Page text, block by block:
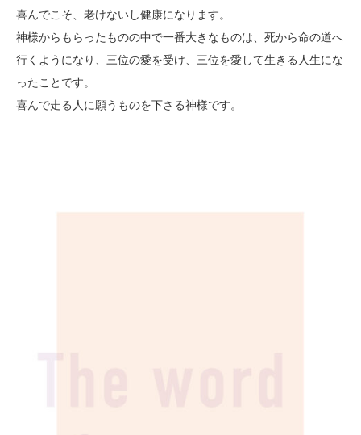
喜んでこそ、老けないし健康になります。
神様からもらったものの中で一番大きなものは、死から命の道へ
行くようになり、三位の愛を受け、三位を愛して生きる人生にな
ったことです。
喜んで走る人に願うものを下さる神様です。